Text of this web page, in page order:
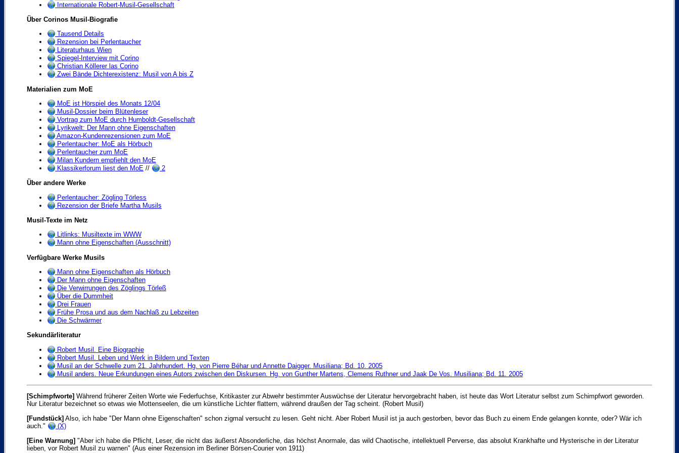
Internationale Robert-Musil-Gesellschaft
Über Corinos Musil-Biografie
Tausend Details
Rezension bei Perlentaucher
Literaturhaus Wien
Spiegel-Interview mit Corino
Christian Köllerer las Corino
Zwei Bände Dichterexistenz: Musil von A bis Z
Materialien zum MoE
MoE ist Hörspiel des Monats 12/04
Musil-Dossier beim Blütenleser
Vortrag zum MoE durch Humboldt-Gesellschaft
Lyrikwelt: Der Mann ohne Eigenschaften
Amazon-Kundenrezensionen zum MoE
Perlentaucher: MoE als Hörbuch
Perlentaucher zum MoE
Milan Kundern empfiehlt den MoE
Klassikerforum liest den MoE //
2
Über andere Werke
Perlentaucher: Zögling Törless
Rezension der Briefe Martha Musils
Musil-Texte im Netz
Litlinks: Musiltexte im WWW
Mann ohne Eigenschaften (Ausschnitt)
Verfügbare Werke Musils
Mann ohne Eigenschaften als Hörbuch
Der Mann ohne Eigenschaften
Die Verwirrungen des Zöglings Törleß
Über die Dummheit
Drei Frauen
Frühe Prosa und aus dem Nachlaß zu Lebzeiten
Die Schwärmer
Sekundärliteratur
Robert Musil. Eine Biographie
Robert Musil. Leben und Werk in Bildern und Texten
Musil an der Schwelle zum 21. Jahrhundert. Hg. von Pierre Béhar und Annette Daigger. Musiliana; Bd. 10. 2005
Musil anders. Neue Erkundungen eines Autors zwischen den Diskursen. Hg. von Gunther Martens, Clemens Ruthner und Jaak De Vos. Musiliana; Bd. 11. 2005
[Schimpfworte] Während früherer Zeiten Worte wie Federfuchse, Kritikaster zur Abwehr bestimmter Auswüchse der Literatur hervorgebracht haben, ist heute das Wort Literatur selbst zum Schimpfwort geworden.
Nur Literatur bezeichnet so etwas wie Mottenseelen, die um künstliche Lichter flattern, während draußen der Tag scheint. (Robert Musil)
[Fundstück] Also, ich habe "Der Mann ohne Eigenschaften" schon zigmal versucht zu lesen. Geht nicht. Aber Robert Musil ist ja auch gestorben, bevor das Buch zu einem Ende gelangen konnte, oder? Wär ich
auch."
(X)
[Eine Warnung] "Aber ich habe die Pflicht, Leser, die nicht das äußerst Absonderliche, das höchst Anormale, das wild Chaotische, intellektuell Perverse, das absolut Krankhafte und Hysterische in der Literatur
lieben, vor Robert Musil zu warnen" (Aus einer Rezension im Berliner Börsen-Courier von 1911)